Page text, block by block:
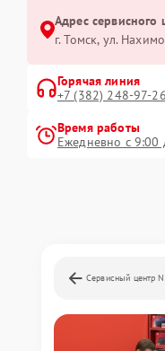
Адрес сервисного
г. Томск, ул.
Горячая линия
+7 (382) 248-97-26
Время работы
Ежедневно с 9:00
Сервисный центр